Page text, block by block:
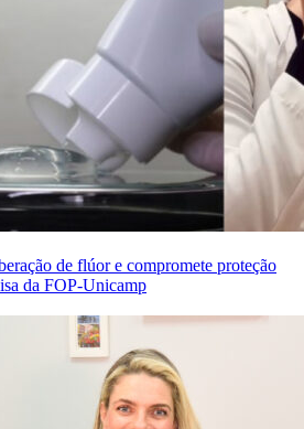
de flúor e compromete proteção
da FOP-Unicamp